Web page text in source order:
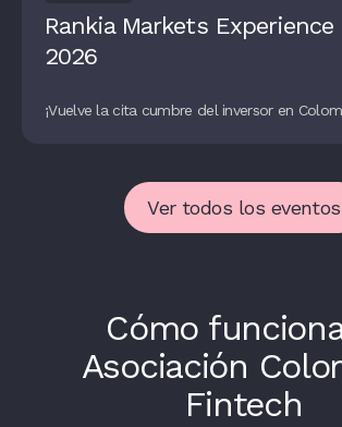
Rankia Markets
2026
¡Vuelve la cita cumbre del inversor en
Ver todos los eventos
Cómo
Asociación
Fintech